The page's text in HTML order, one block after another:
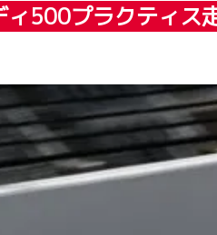
500プラクティス